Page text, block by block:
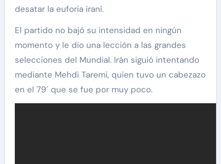
desatar la euforia iraní.
El partido no bajó su intensidad en ningún
momento y le dio una lección a las grandes
selecciones del Mundial. Irán siguió intentando
mediante Mehdi Taremi, quien tuvo un cabezazo
en el 79´ que se fue por muy poco.